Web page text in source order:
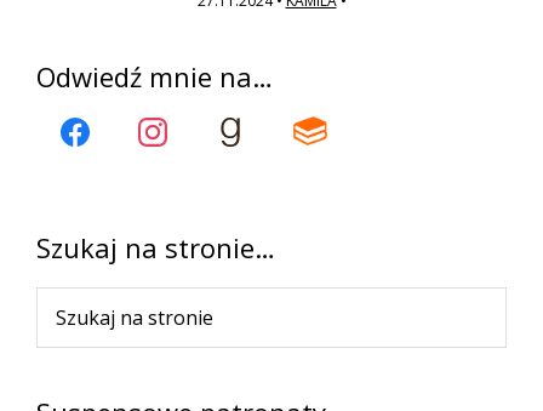
Pierwszy
panel
boczny
Odwiedź mnie na…
Szukaj na stronie…
na